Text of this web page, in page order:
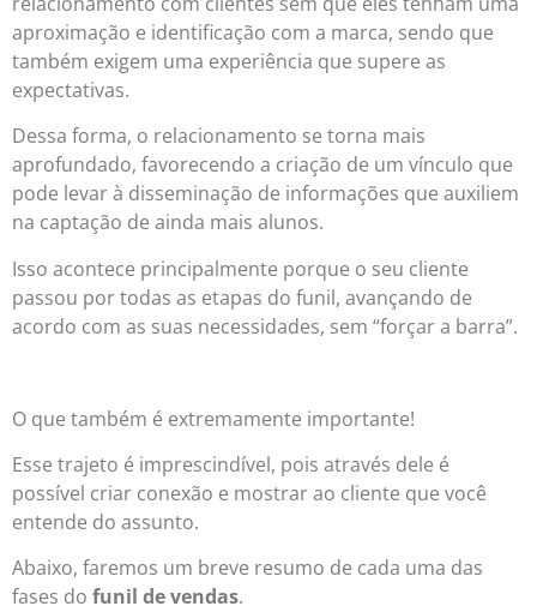
aproximação e identificação com a marca, sendo que
também exigem uma experiência que supere as
expectativas.
Dessa forma, o relacionamento se torna mais
aprofundado, favorecendo a criação de um vínculo que
pode levar à disseminação de informações que auxiliem
na captação de ainda mais alunos.
Isso acontece principalmente porque o seu cliente
passou por todas as etapas do funil, avançando de
acordo com as suas necessidades, sem “forçar a barra”.
O que também é extremamente importante!
Esse trajeto é imprescindível, pois através dele é
possível criar conexão e mostrar ao cliente que você
entende do assunto.
Abaixo, faremos um breve resumo de cada uma das
fases do funil de vendas.